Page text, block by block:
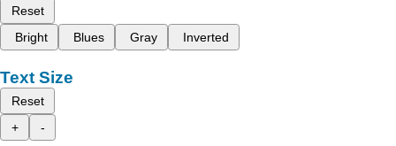
Reset
Bright
Blues Gray Inverted
Text Size
Reset
+
-